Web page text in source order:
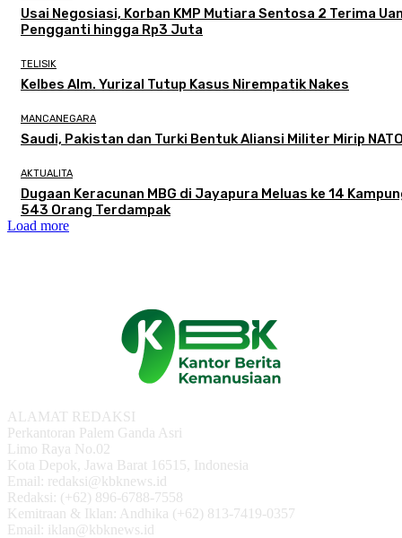
Usai Negosiasi, Korban KMP Mutiara Sentosa 2 Terima
Pengganti hingga Rp3 Juta
TELISIK
Kelbes Alm. Yurizal Tutup Kasus Nirempatik Nakes
MANCANEGARA
Saudi, Pakistan dan Turki Bentuk Aliansi Militer Mirip
AKTUALITA
Dugaan Keracunan MBG di Jayapura Meluas ke 14
543 Orang Terdampak
Load more
ALAMAT REDAKSI
Perkantoran Palem Ganda Asri
Limo Raya No.02
Kota Depok, Jawa Barat 16515, Indonesia
Email: redaksi@kbknews.id
Redaksi: (+62) 896-6788-7558
Kemitraan & Iklan: Andhika (+62) 813-7419-0357
Email: iklan@kbknews.id